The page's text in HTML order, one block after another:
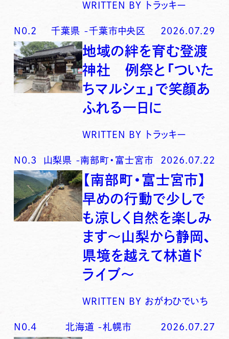
WRITTEN BY トラッキー
N0. 2 千葉県 -千葉市中央区 2026.07.29
地域の絆を育む登渡
神社 例祭と「ついた
ちマルシェ」で笑顔あ
ふれる一日に
WRITTEN BY トラッキー
N0. 3 山梨県 -南部町・富士宮市 2026.07.22
【南部町・富士宮市】
早めの行動で少しで
も涼しく自然を楽しみ
ます〜山梨から静岡、
県境を越えて林道ド
ライブ〜
WRITTEN BY おがわひでいち
N0. 4 北海道 -札幌市 2026.07.27